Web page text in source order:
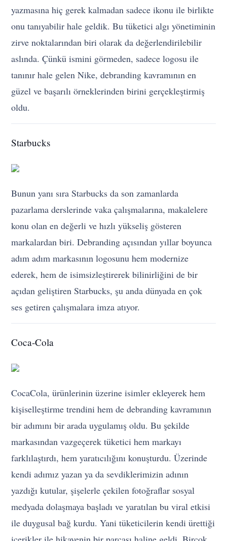
yazmasına hiç gerek kalmadan sadece ikonu ile birlikte
onu tanıyabilir hale geldik. Bu tüketici algı yönetiminin
zirve noktalarından biri olarak da değerlendirilebilir
aslında. Çünkü ismini görmeden, sadece logosu ile
tanınır hale gelen Nike, debranding kavramının en
güzel ve başarılı örneklerinden birini gerçekleştirmiş
oldu.
Starbucks
Bunun yanı sıra Starbucks da son zamanlarda
pazarlama derslerinde vaka çalışmalarına, makalelere
konu olan en değerli ve hızlı yükseliş gösteren
markalardan biri. Debranding açısından yıllar boyunca
adım adım markasının logosunu hem modernize
ederek, hem de isimsizleştirerek bilinirliğini de bir
açıdan geliştiren Starbucks, şu anda dünyada en çok
ses getiren çalışmalara imza atıyor.
Coca-Cola
CocaCola, ürünlerinin üzerine isimler ekleyerek hem
kişiselleştirme trendini hem de debranding kavramının
bir adımını bir arada uygulamış oldu. Bu şekilde
markasından vazgeçerek tüketici hem markayı
farklılaştırdı, hem yaratıcılığını konuşturdu. Üzerinde
kendi adımız yazan ya da sevdiklerimizin adının
yazdığı kutular, şişelerle çekilen fotoğraflar sosyal
medyada dolaşmaya başladı ve yaratılan bu viral etkisi
ile duygusal bağ kurdu. Yani tüketicilerin kendi ürettiği